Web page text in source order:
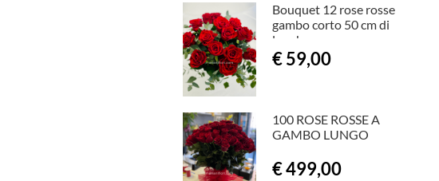
Bouquet 12 rose rosse
gambo corto 50 cm di
lunghezza
€ 59,00
100 ROSE ROSSE A
GAMBO LUNGO
€ 499,00